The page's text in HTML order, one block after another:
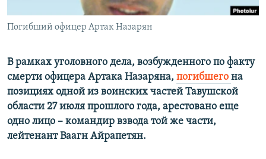
Все сайты Радио Азатутюн
Погибший офицер Артак Назарян
В рамках уголовного дела, возбужденного по факту
смерти офицера Артака Назаряна, погибшего на
позициях одной из воинских частей Тавушской
области 27 июля прошлого года, арестовано еще
одно лицо – командир взвода той же части,
лейтенант Ваагн Айрапетян.